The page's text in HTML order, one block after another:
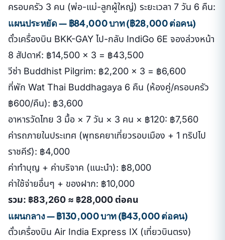
ครอบครัว 3 คน (พ่อ-แม่-ลูกผู้ใหญ่) ระยะเวลา 7 วัน 6 คืน:
แผนประหยัด — ฿84,000 บาท (฿28,000 ต่อคน)
ตั๋วเครื่องบิน BKK-GAY ไป-กลับ IndiGo 6E จองล่วงหน้า
8 สัปดาห์: ฿14,500 × 3 = ฿43,500
วีซ่า Buddhist Pilgrim: ฿2,200 × 3 = ฿6,600
ที่พัก Wat Thai Buddhagaya 6 คืน (ห้องคู่/ครอบครัว
฿600/คืน): ฿3,600
อาหารวัดไทย 3 มื้อ × 7 วัน × 3 คน × ฿120: ฿7,560
ค่ารถภายในประเทศ (พุทธคยาเที่ยวรอบเมือง + 1 ทริปไป
ราชคีร์): ฿4,000
ค่าทำบุญ + ค่าบริจาค (แนะนำ): ฿8,000
ค่าใช้จ่ายอื่นๆ + ของฝาก: ฿10,000
รวม: ฿83,260 ≈ ฿28,000 ต่อคน
แผนกลาง — ฿130,000 บาท (฿43,000 ต่อคน)
ตั๋วเครื่องบิน Air India Express IX (เที่ยวบินตรง)